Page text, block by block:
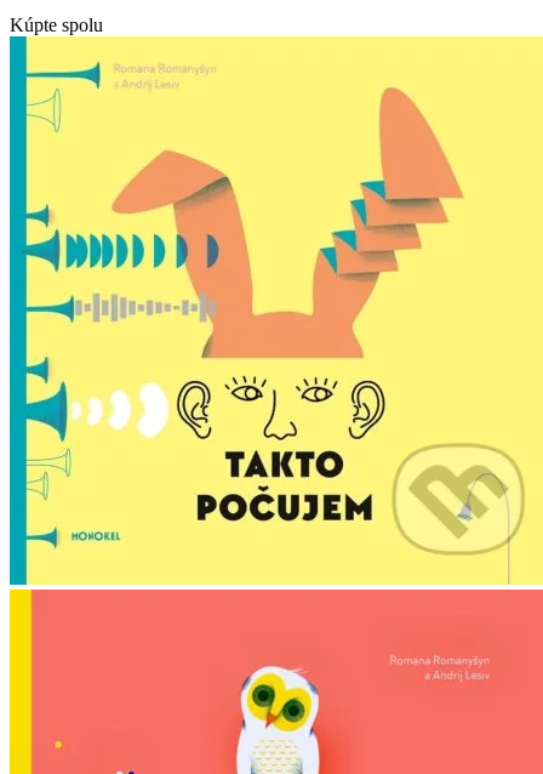
Kúpte spolu